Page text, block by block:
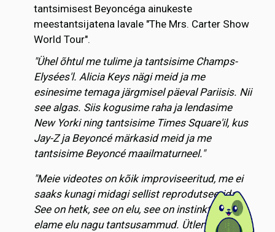
tantsimisest Beyoncéga ainukeste
meestantsijatena lavale "The Mrs. Carter Show
World Tour".
"Ühel õhtul me tulime ja tantsisime Champs-
Elysées'l. Alicia Keys nägi meid ja me
esinesime temaga järgmisel päeval Pariisis. Nii
see algas. Siis kogusime raha ja lendasime
New Yorki ning tantsisime Times Square'il, kus
Jay-Z ja Beyoncé märkasid meid ja me
tantsisime Beyoncé maailmaturneel."
"Meie videotes on kõik improviseeritud, me ei
saaks kunagi midagi sellist reprodutseerida.
See on hetk, see on elu, see on instinkt. Me
elame elu nagu tantsusammud. Ütleme alati, et